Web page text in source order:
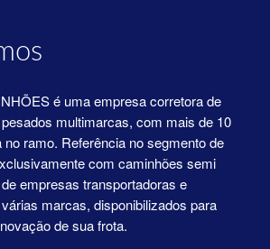
é uma empresa corretora de
multimarcas, com mais de 10
ramo. Referência no segmento de
com caminhões semi
empresas transportadoras e
marcas, disponibilizados para
de sua frota.